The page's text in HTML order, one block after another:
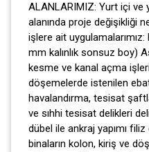
ALANLARIMIZ: Yurt içi ve
alanında proje değişikliği
işlere ait
mm kalınlık sonsuz boy)
kesme ve kanal açma
döşemelerde istenilen
havalandırma, tesisat
ve sıhhi tesisat delikleri
dübel ile ankraj yapımı
binaların kolon, kiriş ve